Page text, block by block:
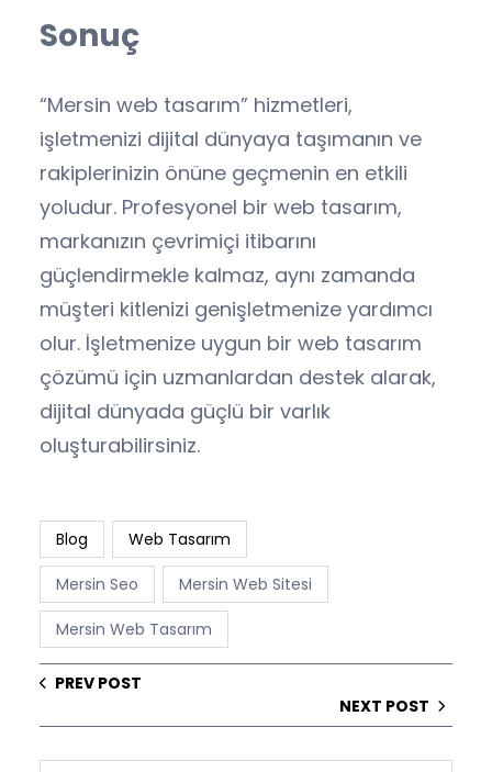
Sonuç
“Mersin web tasarım” hizmetleri,
işletmenizi dijital dünyaya taşımanın ve
rakiplerinizin önüne geçmenin en etkili
yoludur. Profesyonel bir web tasarım,
markanızın çevrimiçi itibarını
güçlendirmekle kalmaz, aynı zamanda
müşteri kitlenizi genişletmenize yardımcı
olur. İşletmenize uygun bir web tasarım
çözümü için uzmanlardan destek alarak,
dijital dünyada güçlü bir varlık
oluşturabilirsiniz.
Blog Web Tasarım
Mersin Seo Mersin Web Sitesi
Mersin Web Tasarım
PREV POST
NEXT POST